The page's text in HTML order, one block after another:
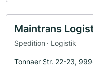
Maintrans
Spedition · Logistik
Tonnaer Str. 22-23,